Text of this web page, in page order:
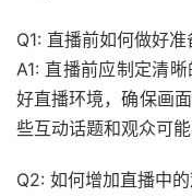
Q1: 直播前如何做好准
A1: 直播前应制定清
好直播环境，确保画
些互动话题和观众可
Q2: 如何增加直播中的